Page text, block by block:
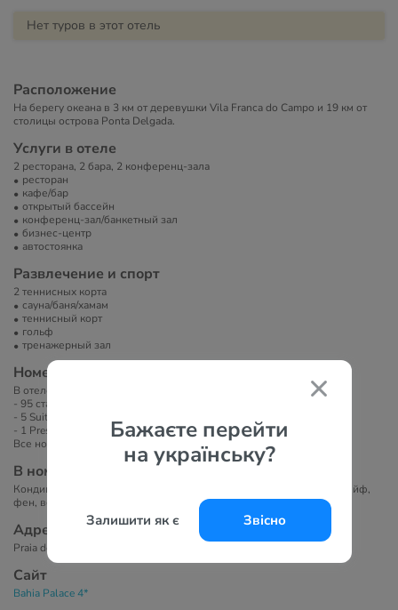
Бажаєте перейти
на українську?
Залишити як є Звісно
Нет туров в этот отель
Расположение
На берегу океана в 3 км от деревушки Vila Franca do Campo и 19 км от
столицы острова Ponta Delgada.
Услуги в отеле
2 ресторана, 2 бара, 2 конференц-зала
ресторан
кафе/бар
открытый бассейн
конференц-зал/банкетный зал
бизнес-центр
автостоянка
Развлечение и спорт
2 теннисных корта
сауна/баня/хамам
теннисный корт
гольф
тренажерный зал
Номера
В отеле всего 101 номер:
- 95 стандартных номеров,
- 5 Suite,
- 1 Presidential Suite).
Все номера с балконами и видом на океан.
В номерах
Кондиционер, телефон, спутниковое и кабельное ТВ, мини-бар, сейф,
фен, все необходимое для приготовления чая и кофе.
Адрес
Praia de BaМa D Alto 9680 Vila Franca do Campo Sao Miguel
Сайт
Bahia Palace 4*